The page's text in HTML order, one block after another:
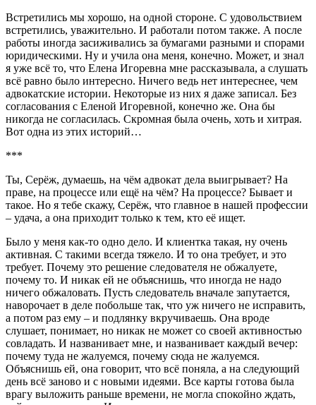
Встретились мы хорошо, на одной стороне. С удовольствием
встретились, уважительно. И работали потом также. А после
работы иногда засиживались за бумагами разными и спорами
юридическими. Ну и учила она меня, конечно. Может, и знал
я уже всё то, что Елена Игоревна мне рассказывала, а слушать
всё равно было интересно. Ничего ведь нет интереснее, чем
адвокатские истории. Некоторые из них я даже записал. Без
согласования с Еленой Игоревной, конечно же. Она бы
никогда не согласилась. Скромная была очень, хоть и хитрая.
Вот одна из этих историй…
***
Ты, Серёж, думаешь, на чём адвокат дела выигрывает? На
праве, на процессе или ещё на чём? На процессе? Бывает и
такое. Но я тебе скажу, Серёж, что главное в нашей профессии
– удача, а она приходит только к тем, кто её ищет.
Было у меня как-то одно дело. И клиентка такая, ну очень
активная. С такими всегда тяжело. И то она требует, и это
требует. Почему это решение следователя не обжалуете,
почему то. И никак ей не объяснишь, что иногда не надо
ничего обжаловать. Пусть следователь вначале запутается,
наворочает в деле побольше так, что уж ничего не исправить,
а потом раз ему – и подлянку вкручиваешь. Она вроде
слушает, понимает, но никак не может со своей активностью
совладать. И названивает мне, и названивает каждый вечер:
почему туда не жалуемся, почему сюда не жалуемся.
Объяснишь ей, она говорит, что всё поняла, а на следующий
день всё заново и с новыми идеями. Все карты готова была
врагу выложить раньше времени, не могла спокойно ждать,